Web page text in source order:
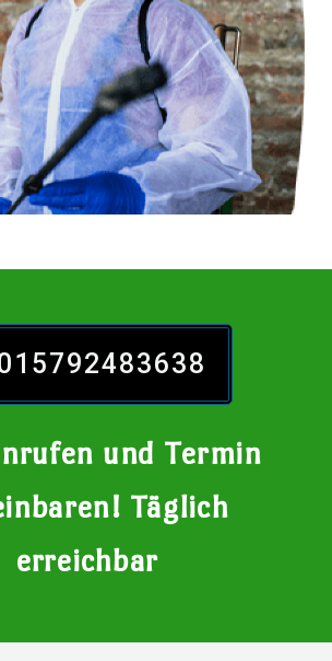
und Termin
Täglich
erreichbar